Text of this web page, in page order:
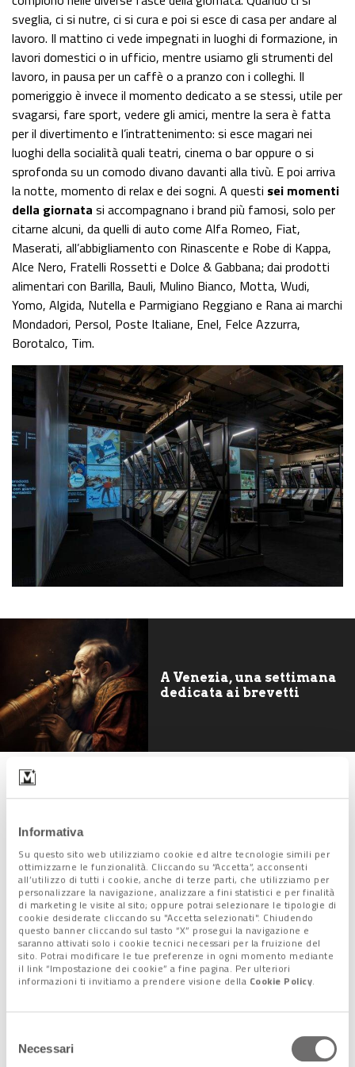
Informativa
Su questo sito web utilizziamo cookie ed altre tecnologie simili per
ottimizzarne le funzionalità. Cliccando su “Accetta”, acconsenti
all’utilizzo di tutti i cookie, anche di terze parti, che utilizziamo per
personalizzare la navigazione, analizzare a fini statistici e per finalità
di marketing le visite al sito; oppure potrai selezionare le tipologie di
cookie desiderate cliccando su "Accetta selezionati". Chiudendo
questo banner cliccando sul tasto “X” prosegui la navigazione e
saranno attivati solo i cookie tecnici necessari per la fruizione del
sito. Potrai modificare le tue preferenze in ogni momento mediante
il link “Impostazione dei cookie” a fine pagina. Per ulteriori
informazioni ti invitiamo a prendere visione della Cookie Policy.
delNecessari
sveglia, ci si nutre, ci si cura e poi si esce di casa per andare al
lavoro. Il mattino ci vede impegnati in luoghi di formazione, in
lavori domestici o in ufficio, mentre usiamo gli strumenti del
lavoro, in pausa per un caffè o a pranzo con i colleghi. Il
pomeriggio è invece il momento dedicato a se stessi, utile per
svagarsi, fare sport, vedere gli amici, mentre la sera è fatta
per il divertimento e l’intrattenimento: si esce magari nei
luoghi della socialità quali teatri, cinema o bar oppure o si
sprofonda su un comodo divano davanti alla tivù. E poi arriva
la notte, momento di relax e dei sogni. A questi sei momenti
della giornata si accompagnano i brand più famosi, solo per
citarne alcuni, da quelli di auto come Alfa Romeo, Fiat,
Maserati, all’abbigliamento con Rinascente e Robe di Kappa,
Alce Nero, Fratelli Rossetti e Dolce & Gabbana; dai prodotti
alimentari con Barilla, Bauli, Mulino Bianco, Motta, Wudi,
Yomo, Algida, Nutella e Parmigiano Reggiano e Rana ai marchi
Mondadori, Persol, Poste Italiane, Enel, Felce Azzurra,
Borotalco, Tim.
A Venezia, una settimana
dedicata ai brevetti
Non solo brand
La mostra è accompagnata da un ricco programma di eventi.
In particolare fino al prossimo15 febbraioci saranno
momenti dedicati apercorsi di formazione e divulgazione
per comprenderecome nasce un brand, come si costruisce
un’identità visivaecome un’idea si trasforma in icona
dell’immaginario collettivo.
“Ma oggi le vere domande – sottolinea il sindaco di Venezia
Luigi Brugnaro – sono: quali saranno i marchi del futuro?
Siamo pronti a dire sì a nuove imprese? A creare le condizioni
loro, li ha sostenuti, ha scommesso sull’innovazione
. La
ricchezza non si crea per decreto, si costruisce giorno dopo